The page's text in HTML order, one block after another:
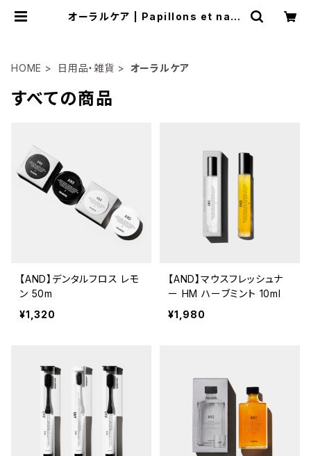
オーラルケア | Papillons et natu
HOME 日用品・雑貨 オーラルケア
すべての商品
【AND】デンタルフロス レモ
ン 50m
¥1,320
【AND】マウスフレッシュナ
ー HM ハーブミント 10ml
¥1,980